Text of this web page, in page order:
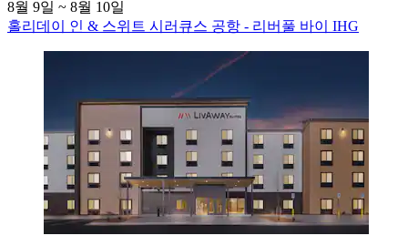
8월 9일 ~ 8월 10일
홀리데이 인 & 스위트 시러큐스 공항 - 리버풀 바이 IHG